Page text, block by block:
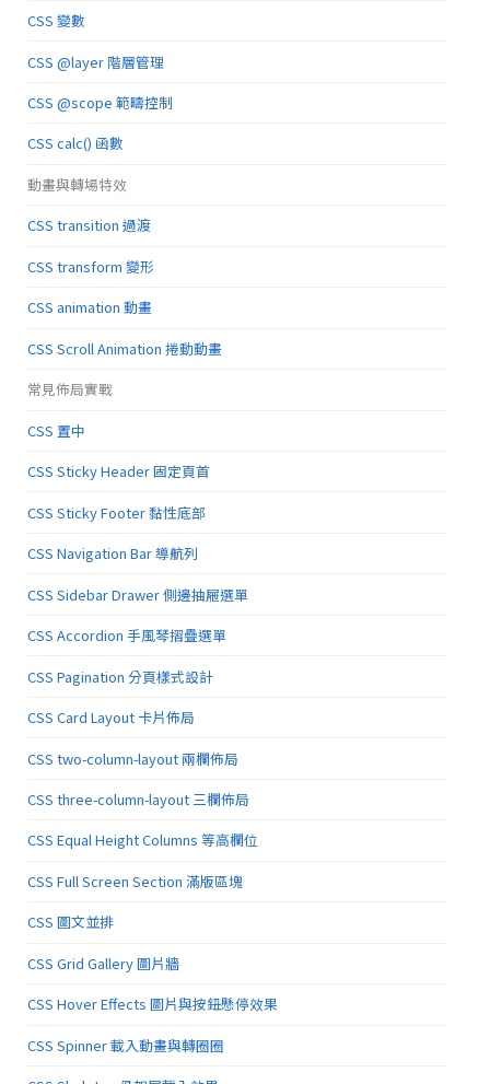
CSS 變數
CSS @layer 階層管理
CSS @scope 範疇控制
CSS calc() 函數
動畫與轉場特效
CSS transition 過渡
CSS transform 變形
CSS animation 動畫
CSS Scroll Animation 捲動動畫
常見佈局實戰
CSS 置中
CSS Sticky Header 固定頁首
CSS Sticky Footer 黏性底部
CSS Navigation Bar 導航列
CSS Sidebar Drawer 側邊抽屜選單
CSS Accordion 手風琴摺疊選單
CSS Pagination 分頁樣式設計
CSS Card Layout 卡片佈局
CSS two-column-layout 兩欄佈局
CSS three-column-layout 三欄佈局
CSS Equal Height Columns 等高欄位
CSS Full Screen Section 滿版區塊
CSS 圖文並排
CSS Grid Gallery 圖片牆
CSS Hover Effects 圖片與按鈕懸停效果
CSS Spinner 載入動畫與轉圈圈